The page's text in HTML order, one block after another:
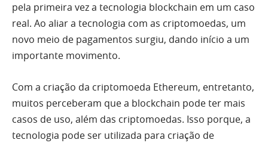
pela primeira vez a tecnologia blockchain em um caso
real. Ao aliar a tecnologia com as criptomoedas, um
novo meio de pagamentos surgiu, dando início a um
importante movimento.
Com a criação da criptomoeda Ethereum, entretanto,
muitos perceberam que a blockchain pode ter mais
casos de uso, além das criptomoedas. Isso porque, a
tecnologia pode ser utilizada para criação de